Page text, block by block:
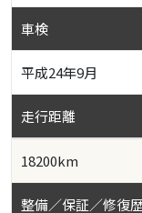
車検
平成24年9月
走行距離
18200km
整備／保証／修復